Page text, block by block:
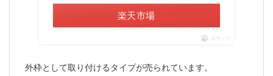
楽天市場
ポチップ
外枠として取り付けるタイプが売られています。